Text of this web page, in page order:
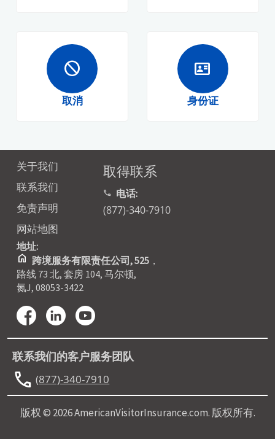
block
取消
id_card
身份证
关于我们
联系我们
免责声明
网站地图
取得联系
call 电话:
(877)-340-7910
地址:
home 跨境服务有限责任公司, 525 ，
路线 73 北, 套房 104, 马尔顿,
氮J, 08053-3422
联系我们的客户服务团队
call (877)-340-7910
版权 © 2026 AmericanVisitorInsurance.com. 版权所有.